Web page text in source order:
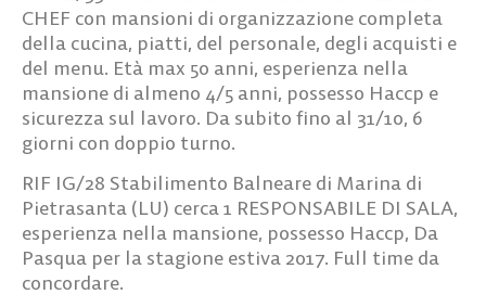
CHEF con mansioni di organizzazione completa
della cucina, piatti, del personale, degli acquisti e
del menu. Età max 50 anni, esperienza nella
mansione di almeno 4/5 anni, possesso Haccp e
sicurezza sul lavoro. Da subito fino al 31/10, 6
giorni con doppio turno.
RIF IG/28 Stabilimento Balneare di Marina di
Pietrasanta (LU) cerca1 RESPONSABILE DI SALA,
esperienza nella mansione, possesso Haccp, Da
Pasqua per la stagione estiva 2017. Full time da
concordare.